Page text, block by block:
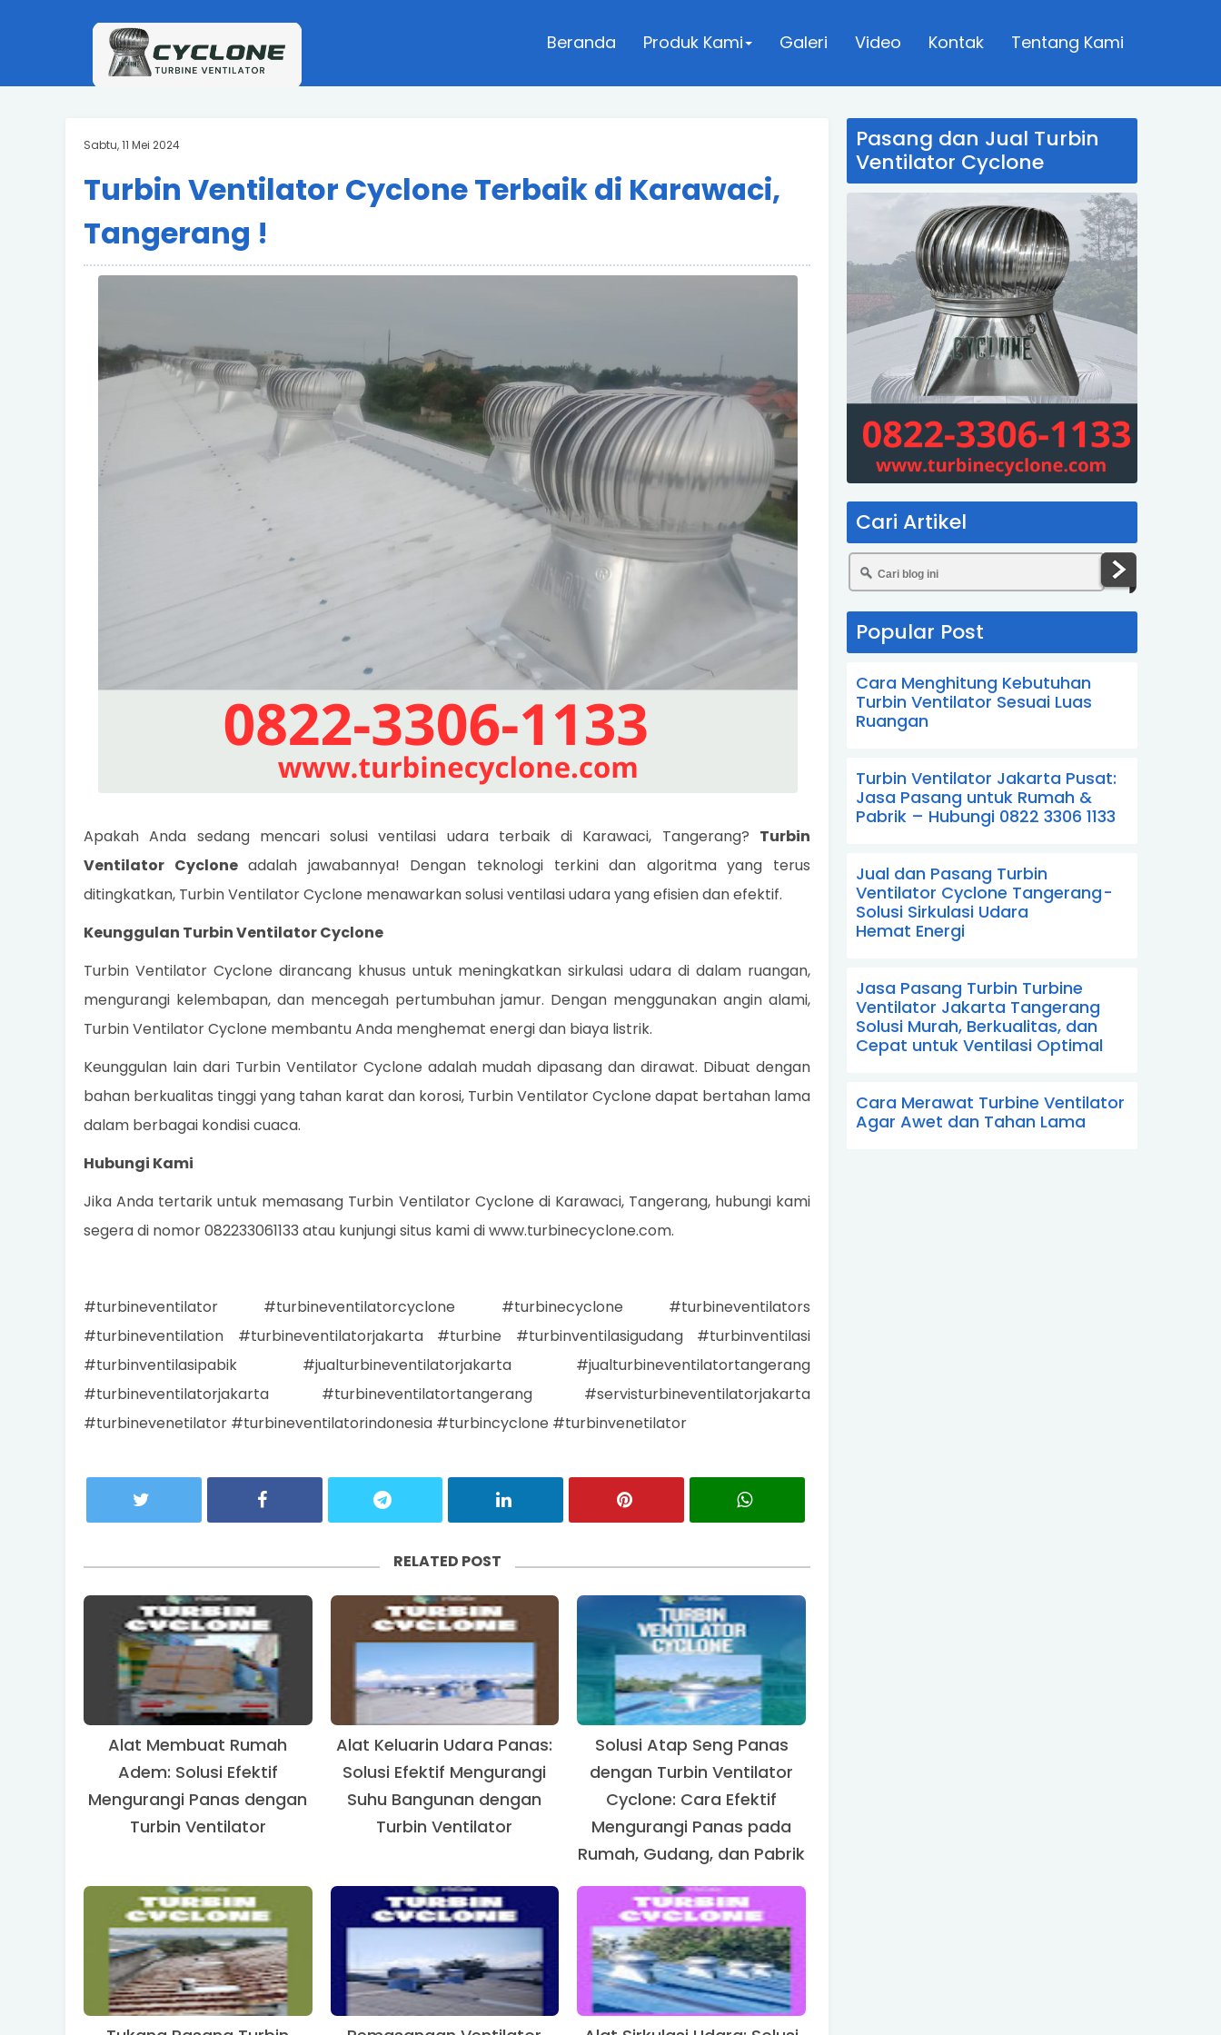
Beranda Produk Kami Galeri Video Kontak Tentang Kami
Sabtu, 11 Mei 2024
Turbin Ventilator Cyclone Terbaik di Karawaci,
Tangerang !
Apakah Anda sedang mencari solusi ventilasi udara terbaik di Karawaci, Tangerang? Turbin
Ventilator Cycloneadalah jawabannya! Dengan teknologi terkini dan algoritma yang terus
ditingkatkan, Turbin Ventilator Cyclone menawarkan solusi ventilasi udara yang efisien dan efektif.
Keunggulan Turbin Ventilator Cyclone
Turbin Ventilator Cyclone dirancang khusus untuk meningkatkan sirkulasi udara di dalam ruangan,
mengurangi kelembapan, dan mencegah pertumbuhan jamur. Dengan menggunakan angin alami,
Turbin Ventilator Cyclone membantu Anda menghemat energi dan biaya listrik.
Keunggulan lain dari Turbin Ventilator Cyclone adalah mudah dipasang dan dirawat. Dibuat dengan
bahan berkualitas tinggi yang tahan karat dan korosi, Turbin Ventilator Cyclone dapat bertahan lama
dalam berbagai kondisi cuaca.
Hubungi Kami
Jika Anda tertarik untuk memasang Turbin Ventilator Cyclone di Karawaci, Tangerang, hubungi kami
segera di nomor 082233061133 atau kunjungi situs kami di www.turbinecyclone.com.
#turbineventilator #turbineventilatorcyclone #turbinecyclone #turbineventilators
#turbineventilation #turbineventilatorjakarta #turbine #turbinventilasigudang #turbinventilasi
#turbinventilasipabik #jualturbineventilatorjakarta #jualturbineventilatortangerang
#turbineventilatorjakarta #turbineventilatortangerang #servisturbineventilatorjakarta
#turbinevenetilator #turbineventilatorindonesia #turbincyclone #turbinvenetilator
RELATED POST
Alat Membuat Rumah
Adem: Solusi Efektif
Mengurangi Panas dengan
Turbin Ventilator
Alat Keluarin Udara Panas:
Solusi Efektif Mengurangi
Suhu Bangunan dengan
Turbin Ventilator
Solusi Atap Seng Panas
dengan Turbin Ventilator
Cyclone: Cara Efektif
Mengurangi Panas pada
Rumah, Gudang, dan Pabrik
Pasang dan Jual Turbin
Ventilator Cyclone
Cari Artikel
Popular Post
Cara Menghitung Kebutuhan
Turbin Ventilator Sesuai Luas
Ruangan
Turbin Ventilator Jakarta Pusat:
Jasa Pasang untuk Rumah &
Pabrik – Hubungi 0822 3306 1133
Jual dan Pasang Turbin
Ventilator Cyclone Tangerang -
Solusi Sirkulasi Udara
Hemat Energi
Jasa Pasang Turbin Turbine
Ventilator Jakarta Tangerang
Solusi Murah, Berkualitas, dan
Cepat untuk Ventilasi Optimal
Cara Merawat Turbine Ventilator
Agar Awet dan Tahan Lama